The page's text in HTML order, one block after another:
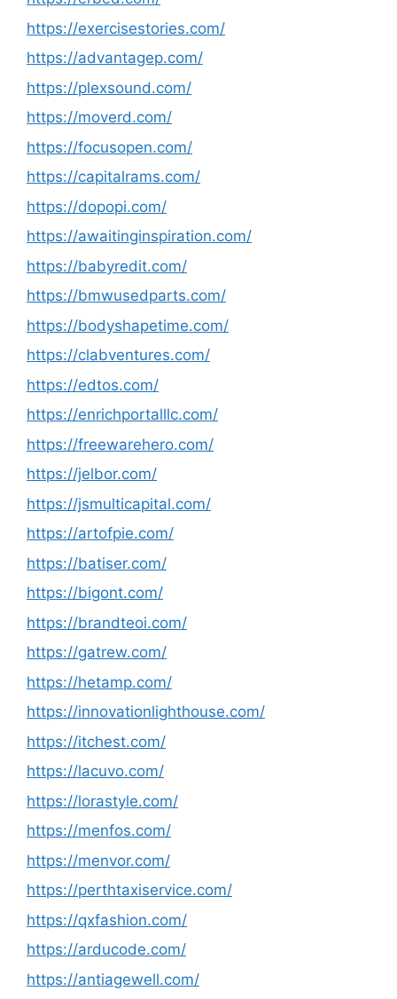
https://exercisestories.com/
https://advantagep.com/
https://plexsound.com/
https://moverd.com/
https://focusopen.com/
https://capitalrams.com/
https://dopopi.com/
https://awaitinginspiration.com/
https://babyredit.com/
https://bmwusedparts.com/
https://bodyshapetime.com/
https://clabventures.com/
https://edtos.com/
https://enrichportalllc.com/
https://freewarehero.com/
https://jelbor.com/
https://jsmulticapital.com/
https://artofpie.com/
https://batiser.com/
https://bigont.com/
https://brandteoi.com/
https://gatrew.com/
https://hetamp.com/
https://innovationlighthouse.com/
https://itchest.com/
https://lacuvo.com/
https://lorastyle.com/
https://menfos.com/
https://menvor.com/
https://perthtaxiservice.com/
https://qxfashion.com/
https://arducode.com/
https://antiagewell.com/